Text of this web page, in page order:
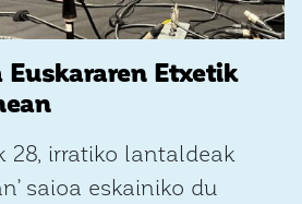
Etxetik
28, irratiko lantaldeak
saioa eskainiko du